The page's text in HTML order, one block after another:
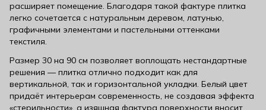
расширяет помещение. Благодаря такой фактуре плитка
легко сочетается с натуральным деревом, латунью,
графичными элементами и пастельными оттенками
текстиля.
Размер 30 на 90 см позволяет воплощать нестандартные
решения — плитка отлично подходит как для
вертикальной, так и горизонтальной укладки. Белый цвет
придаёт интерьерам современность, не создавая эффекта
«стерильности», а изящная фактура поверхности вносит